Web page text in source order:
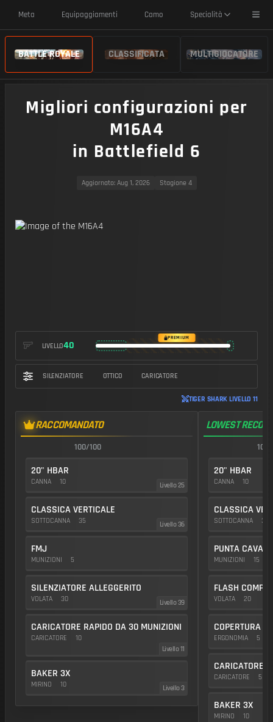
Meta Equipaggiamenti Camo Specialità
BATTLE ROYALE CLASSIFICATA MULTIGIOCATORE
Migliori configurazioni per
M16A4
in Battlefield 6
Aggiornato: Aug 1, 2026 Stagione 4
LIVELLO40
PREMIUM
SILENZIATORE OTTICO CARICATORE
TIGER SHARK LIVELLO 11
RACCOMANDATO
100/100
20" HBAR
CANNA 10 Livello 25
CLASSICA VERTICALE
SOTTOCANNA 35 Livello 36
FMJ
MUNIZIONI 5
SILENZIATORE ALLEGGERITO
VOLATA 30 Livello 39
CARICATORE RAPIDO DA 30 MUNIZIONI
CARICATORE
10
Livello 11
BAKER 3X
MIRINO 10 Livello 3
LOWEST RECOIL
20" HBAR
CANNA 10
CLASSICA
SOTTOCANNA 35
PUNTA CAVA
MUNIZIONI 15
FLASH COMP
VOLATA 20
COPERTURA
ERGONOMIA 5
CARICATORE
CARICATORE 5
BAKER 3X
MIRINO 10